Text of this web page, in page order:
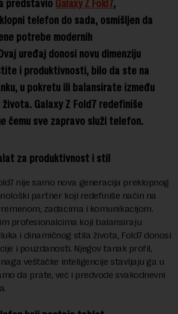
predstavio Galaxy Z Fold7,
telefon do sada, osmišljen da
potrebe modernih
uređaj donosi novu dimenziju
i produktivnosti, bilo da ste na
u pokretu ili balansirate između
Galaxy Z Fold7 redefiniše
čemu sve zapravo služi telefon.
za produktivnost i stil
nije samo nova generacija preklopnog
partner koji redefiniše način na
zadacima i komunikacijom.
profesionalcima koji balansiraju
i dinamičnog stila života, Fold7 donosi
i pouzdanosti. Njegov tanak profil,
veštačke inteligencije stavljaju ga u
da prate, već i predvode svakodnevni